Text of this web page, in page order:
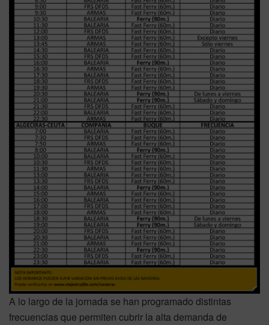
A lo largo de la jornada se han programado distintas
frecuencias que permiten cubrir la alta demanda de